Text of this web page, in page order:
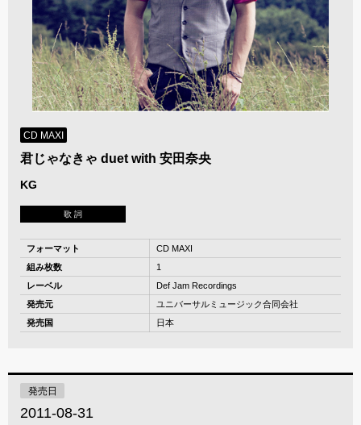
CD MAXI
君じゃなきゃ duet with 安田奈央
KG
歌 詞
フォーマット
CD MAXI
組み枚数
1
レーベル
Def Jam Recordings
発売元
ユニバーサルミュージック合同会社
発売国
日本
発売日
2011-08-31